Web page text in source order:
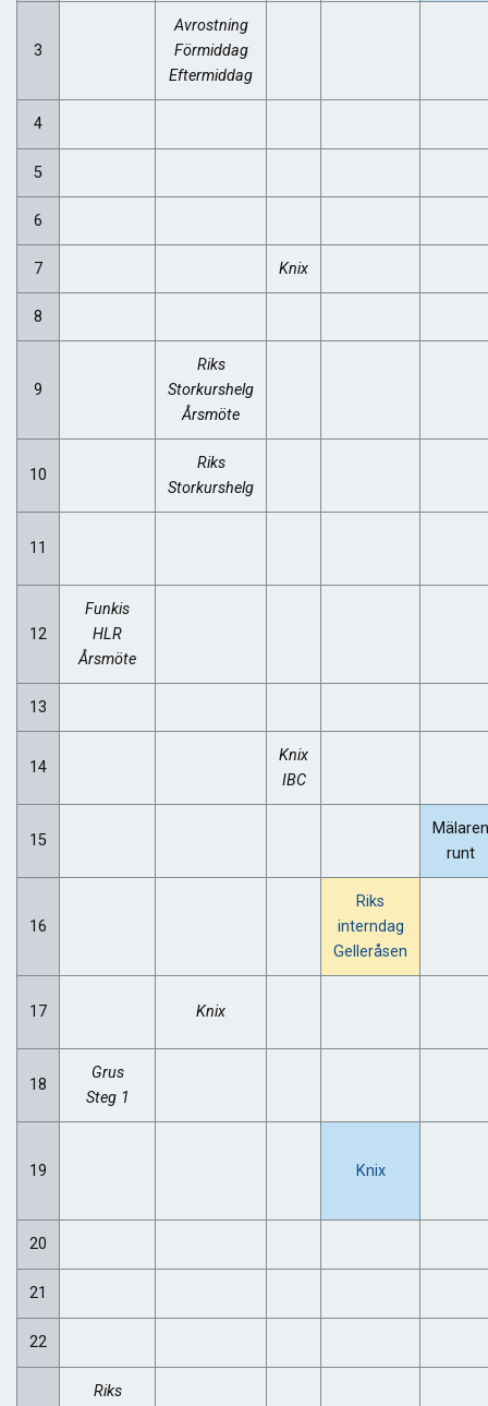
3
Avrostning
Förmiddag
Eftermiddag
4
5
6
7 Knix
8
9
Riks
Storkurshelg
Årsmöte
10
Riks
Storkurshelg
11
12
Funkis
HLR
Årsmöte
13
14
Knix
IBC
15
Mälaren
runt
16
Riks
interndag
Gelleråsen
17 Knix
18
Grus
Steg 1
19 Knix
20
21
22
Riks